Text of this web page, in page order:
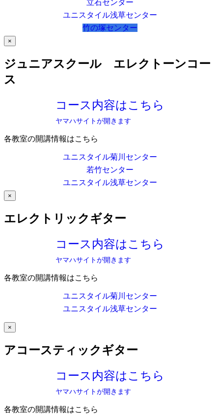
立石センター
ユニスタイル浅草センター
竹の塚センター
×
ジュニアスクール エレクトーンコー
ス
コース内容はこちら
ヤマハサイトが開きます
各教室の開講情報はこちら
ユニスタイル菊川センター
若竹センター
ユニスタイル浅草センター
×
エレクトリックギター
コース内容はこちら
ヤマハサイトが開きます
各教室の開講情報はこちら
ユニスタイル菊川センター
ユニスタイル浅草センター
×
アコースティックギター
コース内容はこちら
ヤマハサイトが開きます
各教室の開講情報はこちら